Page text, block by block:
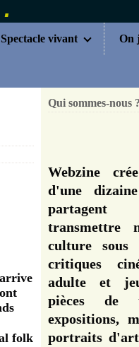
Spectacle vivant
folk
Qui sommes-nous ?
Webzine
d'une
partagent
transmettre
culture sous
critiques
adulte et
pièces de
expositions,
portraits